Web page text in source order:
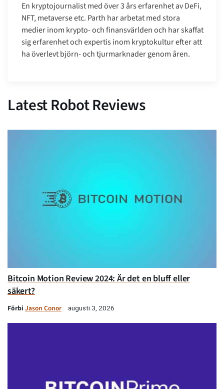
En kryptojournalist med över 3 års erfarenhet av DeFi,
NFT, metaverse etc. Parth har arbetat med stora
medier inom krypto- och finansvärlden och har skaffat
sig erfarenhet och expertis inom kryptokultur efter att
ha överlevt björn- och tjurmarknader genom åren.
Latest Robot Reviews
Bitcoin Motion Review 2024: Är det en bluff eller
säkert?
Förbi Jason Conor augusti 3, 2026